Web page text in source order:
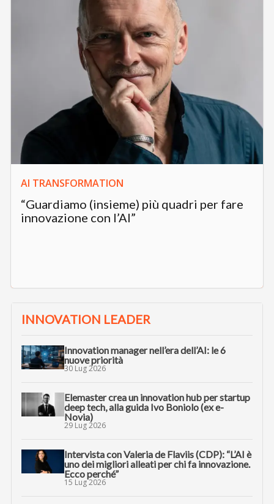
AI TRANSFORMATION
“Guardiamo (insieme) più quadri per fare
innovazione con l’AI”
INNOVATION LEADER
Innovation manager nell’era dell’AI: le 6
nuove priorità
30 Lug 2026
Elemaster crea un innovation hub per startup
deep tech, alla guida Ivo Boniolo (ex e-
Novia)
29 Lug 2026
Intervista con Valeria de Flaviis (CDP): “L’AI è
uno dei migliori alleati per chi fa innovazione.
Ecco perché”
15 Lug 2026